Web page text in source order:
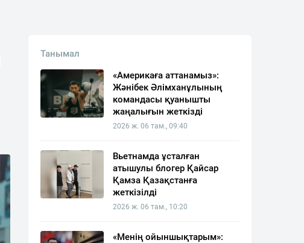
Танымал
«Америкаға аттанамыз»:
Жәнібек Әлімханұлының
командасы қуанышты
жаңалығын жеткізді
2026 ж. 06 там., 09:40
Вьетнамда ұсталған
атышулы блогер Қайсар
Қамза Қазақстанға
жеткізілді
2026 ж. 06 там., 10:20
«Менің ойыншықтарым»: